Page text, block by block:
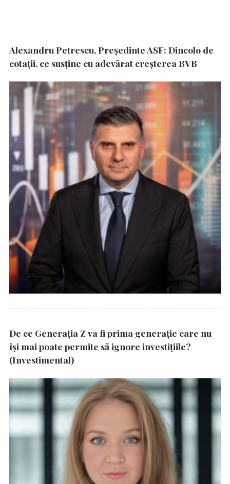
Alexandru Petrescu, Președinte ASF: Dincolo de
cotații, ce susține cu adevărat creșterea BVB
De ce Generația Z va fi prima generație care nu
își mai poate permite să ignore investițiile?
(Investimental)